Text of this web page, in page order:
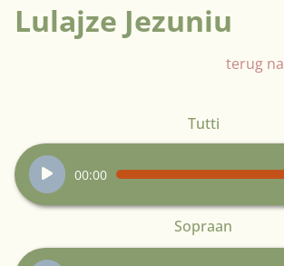
Lulajze Jezuniu
terug
Tutti
Audiospeler
00:00
Sopraan
Audiospeler